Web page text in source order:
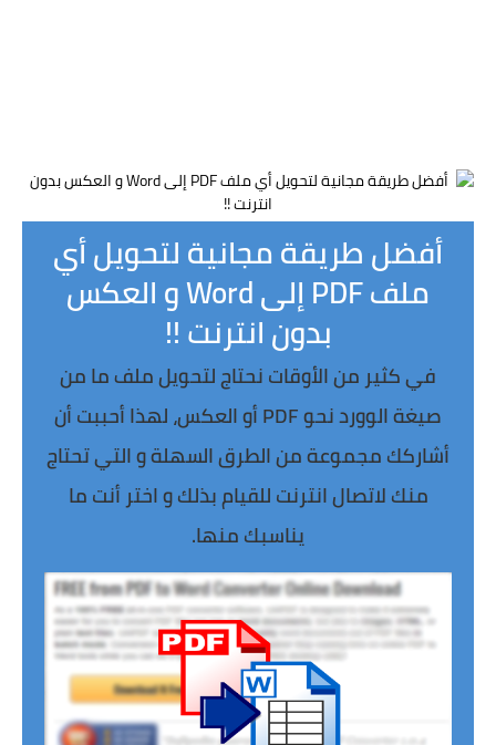
أفضل طريقة مجانية لتحويل أي
ملف PDF إلى Word و العكس
بدون انترنت !!
في كثير من الأوقات نحتاج لتحويل ملف ما من
صيغة الوورد نحو PDF أو العكس، لهذا أحببت أن
أشاركك مجموعة من الطرق السهلة و التي تحتاج
منك لاتصال انترنت للقيام بذلك و اختر أنت ما
يناسبك منها.